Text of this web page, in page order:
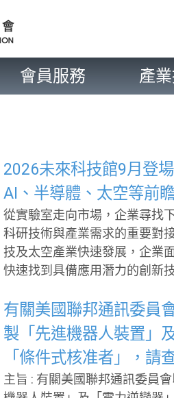
會員服務 產
2026未來科技館9月登
AI、半導體、太空等前
從實驗室走向市場，企業尋找
科研技術與產業需求的重要對接平台。 隨著全球AI、半
技及太空產業快速發展，企業
快速找到具備應用潛力的創新
來科技館」，將於9月17日至
術博覽會」登場，集結全台學
造國內最具規模的科研技術展示與產業交
研成果產業化」為核心定位，
速找到可合作、可驗證、可落
有關美國聯邦通訊委員
製「先進機器人裝置」
「條件式核准者」，請
主旨 : 有關美國聯邦通訊委員